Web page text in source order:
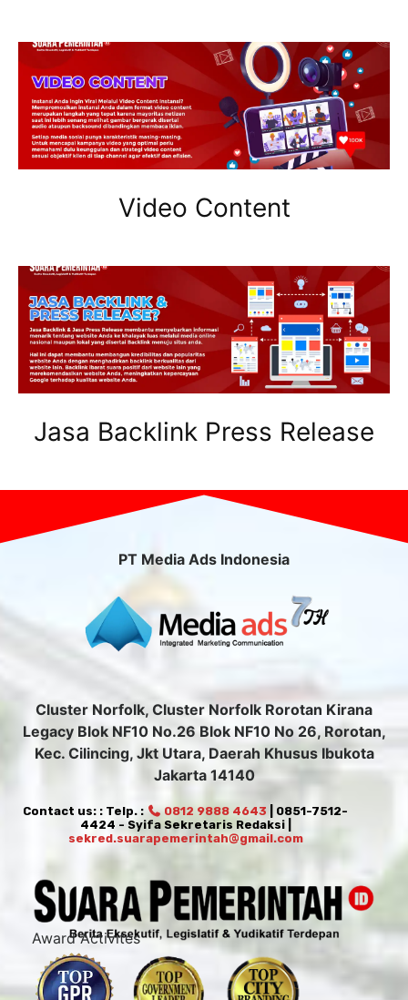
Video Content
Jasa Backlink Press Release
PT Media Ads Indonesia
Cluster Norfolk, Cluster Norfolk Rorotan Kirana
Legacy Blok NF10 No.26 Blok NF10 No 26, Rorotan,
Kec. Cilincing, Jkt Utara, Daerah Khusus Ibukota
Jakarta 14140
Contact us: : Telp. : 0812 9888 4643 | 0851-7512-
4424 - Syifa Sekretaris Redaksi |
sekred.suarapemerintah@gmail.com
Award Activites